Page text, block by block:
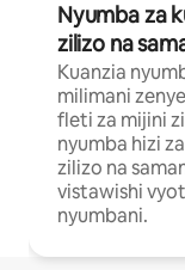
Nyumba za
zilizo na
Kuanzia
milimani
fleti za mijini
nyumba hizi
zilizo na
vistawishi
nyumbani.